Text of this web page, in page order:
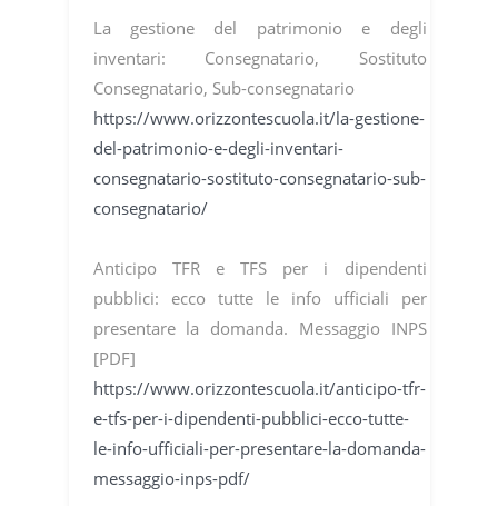
La gestione del patrimonio e degli
inventari: Consegnatario, Sostituto
Consegnatario, Sub-consegnatario
https://www.orizzontescuola.it/la-gestione-
del-patrimonio-e-degli-inventari-
consegnatario-sostituto-consegnatario-sub-
consegnatario/
Anticipo TFR e TFS per i dipendenti
pubblici: ecco tutte le info ufficiali per
presentare la domanda. Messaggio INPS
[PDF]
https://www.orizzontescuola.it/anticipo-tfr-
e-tfs-per-i-dipendenti-pubblici-ecco-tutte-
le-info-ufficiali-per-presentare-la-domanda-
messaggio-inps-pdf/